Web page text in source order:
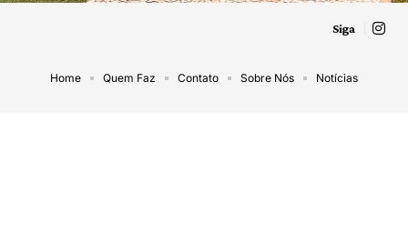
Siga
Home Quem Faz Contato Sobre Nós Notícias